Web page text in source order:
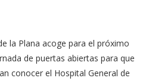
la Plana acoge para el próximo
de puertas abiertas para que
conocer el Hospital General de